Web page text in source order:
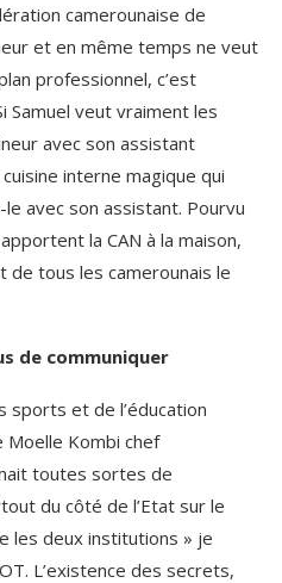
camerounaise de
et en même temps ne veut
professionnel, c’est
Samuel veut vraiment les
avec son assistant
interne magique qui
avec son assistant. Pourvu
la CAN à la maison,
de tous les camerounais le
de communiquer
sports et de l’éducation
Moelle Kombi chef
toutes sortes de
du côté de l’Etat sur le
les deux institutions » je
L’existence des secrets,